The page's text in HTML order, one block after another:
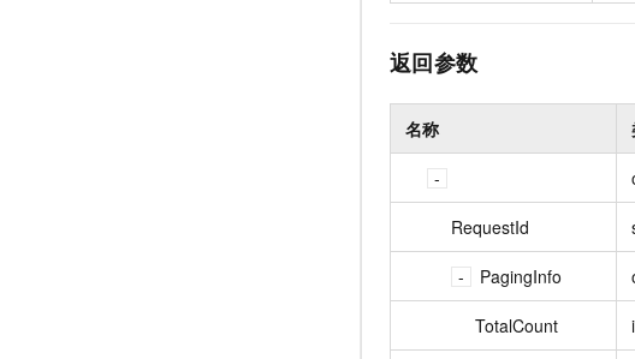
返回参数
名称
RequestId
PagingInfo
TotalCount